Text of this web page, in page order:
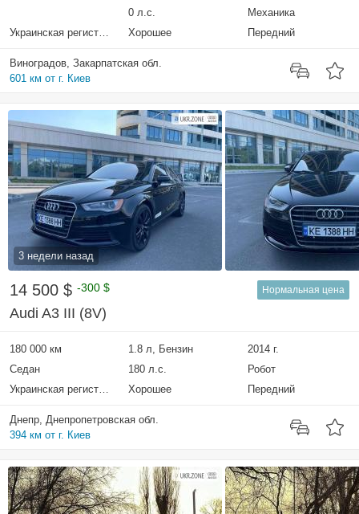
0 л.с.
Механика
Украинская регистрация
Хорошее Передний
Виноградов, Закарпатская обл.
601 км от г. Киев
3 недели назад
14 500 $ -300 $ Нормальная цена
Audi A3 III (8V)
180 000 км 1.8 л, Бензин
2014 г.
Седан
180 л.с.
Робот
Украинская регистрация
Хорошее Передний
Днепр, Днепропетровская обл.
394 км от г. Киев